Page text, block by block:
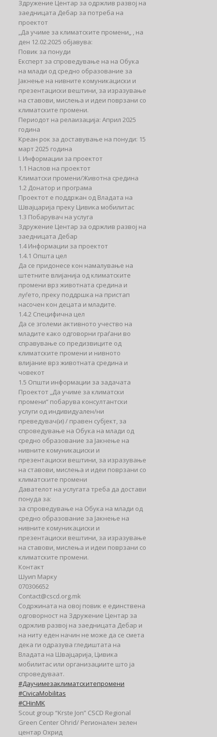
Здружение Центар за одржлив развој на
заедницата Дебар за потреба на
проектот
„Да учиме за климатските промени„ , на
ден 12.02.2025 објавува:
Повик за понуди
Експерт за спроведување на на Обука
на млади од средно образование за
Јакнење на нивните комуникациски и
презентациски вештини, за изразување
на ставови, мислења и идеи поврзани со
климатските промени.
Периодот на релаизација: Април 2025
година
Креан рок за доставување на понуди: 15
март 2025 година
I. Информации за проектот
1.1 Наслов на проектот
Климатски промени/Животна средина
1.2 Донатор и програма
Проектот е поддржан од Владата на
Швајцарија преку Цивика мобилитас
1.3 Побарувач на услуга
Здружение Центар за одржлив развој на
заедницата Дебар
1.4 Информации за проектот
1.4.1 Општа цел
Да се придонесе кон намалување на
штетните влијанија од климатските
промени врз животната средина и
луѓето, преку поддршка на пристап
насочен кон децата и младите.
1.4.2 Специфична цел
Да се зголеми активното учество на
младите како одговорни граѓани во
справување со предизвиците од
климатските промени и нивното
влијание врз животната средина и
човекот
1.5 Општи информации за задачата
Проектот „Да учиме за климатски
промени“ побарува консултантски
услуги од индивидуален/ни
преведувач(и) / правен субјект, за
спроведување на Обука на млади од
средно образование за Јакнење на
нивните комуникациски и
презентациски вештини, за изразување
на ставови, мислења и идеи поврзани со
климатските промени
Давателот на услугата треба да достави
понуда за:
за спроведување на Обука на млади од
средно образование за Јакнење на
нивните комуникациски и
презентациски вештини, за изразување
на ставови, мислења и идеи поврзани со
климатските промени.
Контакт
Шуип Марку
070306652
Contact@cscd.org.mk
Содржината на овој повик е единствена
одговорност на Здружение Центар за
одржлив развој на заедницата Дебар и
на ниту еден начин не може да се смета
дека ги одразува гледиштата на
Владата на Швајцарија, Цивика
мобилитас или организациите што ја
спроведуваат.
#Даучимезаклиматскитепромени
#CivicaMobilitas
#CHinMK
Scout group “Krste Jon” CSCD Regional
Green Center Ohrid/ Регионален зелен
центар Охрид